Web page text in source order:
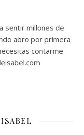
sentir millones de
abro por primera
contarme